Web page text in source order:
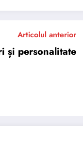
Articolul anterior
și personalitate